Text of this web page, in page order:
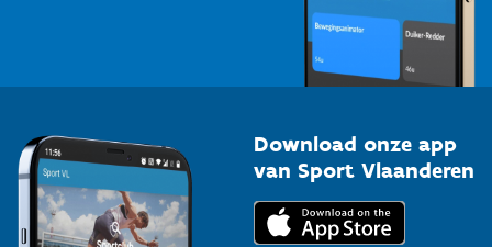
Download onze app
van Sport Vlaanderen